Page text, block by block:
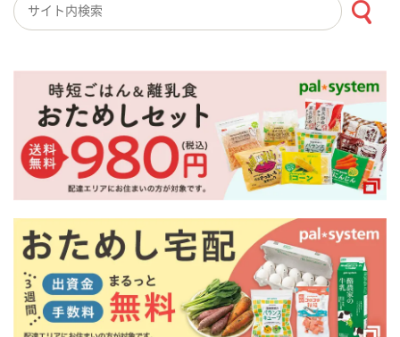
検索キーワード入力